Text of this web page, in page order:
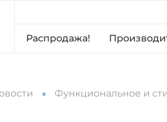
Распродажа!
Функциональное и